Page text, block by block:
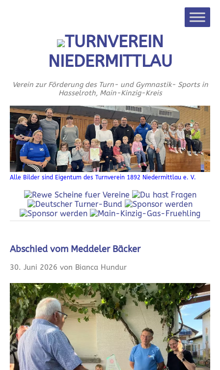
TURNVEREIN
NIEDERMITTLAU
Verein zur Förderung des Turn- und Gymnastik- Sports in
Hasselroth, Main-Kinzig-Kreis
Alle Bilder sind Eigentum des Turnverein 1892 Niedermittlau e. V.
Abschied vom Meddeler Bäcker
30. Juni 2026 von Bianca Hundur